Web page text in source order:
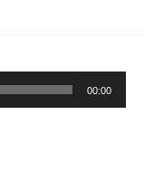
00:00